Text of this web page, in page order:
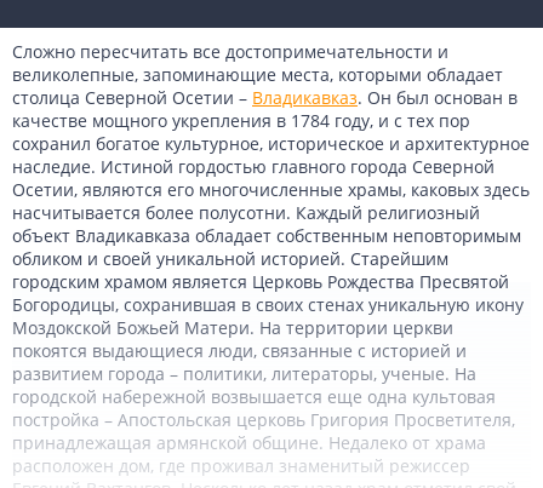
Сложно пересчитать все достопримечательности и
великолепные, запоминающие места, которыми обладает
столица Северной Осетии – Владикавказ. Он был основан в
качестве мощного укрепления в 1784 году, и с тех пор
сохранил богатое культурное, историческое и архитектурное
наследие. Истиной гордостью главного города Северной
Осетии, являются его многочисленные храмы, каковых здесь
насчитывается более полусотни. Каждый религиозный
объект Владикавказа обладает собственным неповторимым
обликом и своей уникальной историей. Старейшим
городским храмом является Церковь Рождества Пресвятой
Богородицы, сохранившая в своих стенах уникальную икону
Моздокской Божьей Матери. На территории церкви
покоятся выдающиеся люди, связанные с историей и
развитием города – политики, литераторы, ученые. На
городской набережной возвышается еще одна культовая
постройка – Апостольская церковь Григория Просветителя,
принадлежащая армянской общине. Недалеко от храма
расположен дом, где проживал знаменитый режиссер